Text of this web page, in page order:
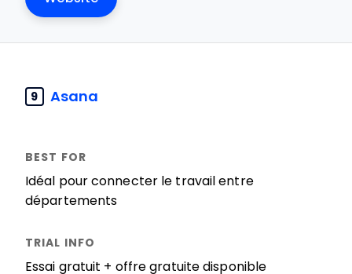
9 Asana
Idéal pour connecter le travail entre
départements
Essai gratuit + offre gratuite disponible